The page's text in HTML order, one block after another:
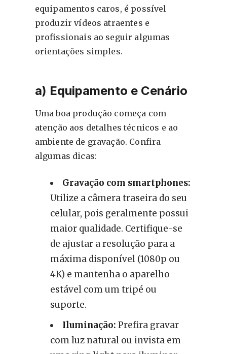
equipamentos caros, é possível
produzir vídeos atraentes e
profissionais ao seguir algumas
orientações simples.
a) Equipamento e Cenário
Uma boa produção começa com
atenção aos detalhes técnicos e ao
ambiente de gravação. Confira
algumas dicas:
Gravação com smartphones:
Utilize a câmera traseira do seu
celular, pois geralmente possui
maior qualidade. Certifique-se
de ajustar a resolução para a
máxima disponível (1080p ou
4K) e mantenha o aparelho
estável com um tripé ou
suporte.
Iluminação: Prefira gravar
com luz natural ou invista em